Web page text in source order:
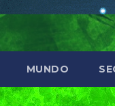
MUNDO